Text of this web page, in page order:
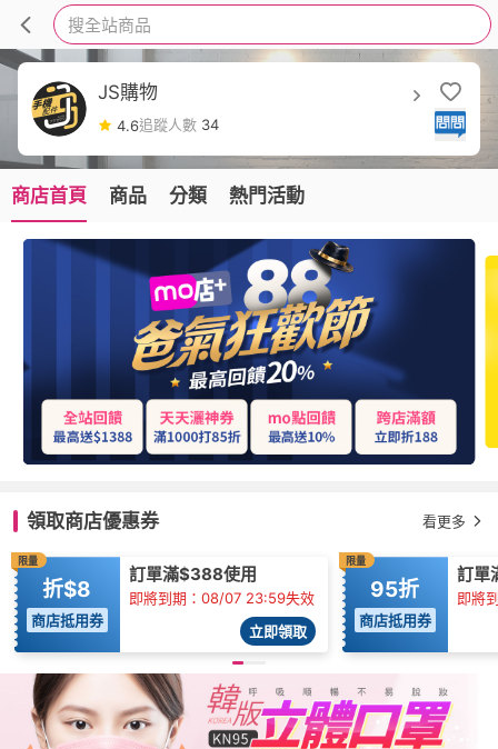
搜全站商品
JS購物
4.6追蹤人數 34
商店首頁 商品 分類 熱門活動
領取商店優惠券 看更多
限量
折$8
商店抵用券
訂單滿$388使用
即將到期：08/07 23:59失效
立即領取
限量
95折
商店抵用券
訂單
即將